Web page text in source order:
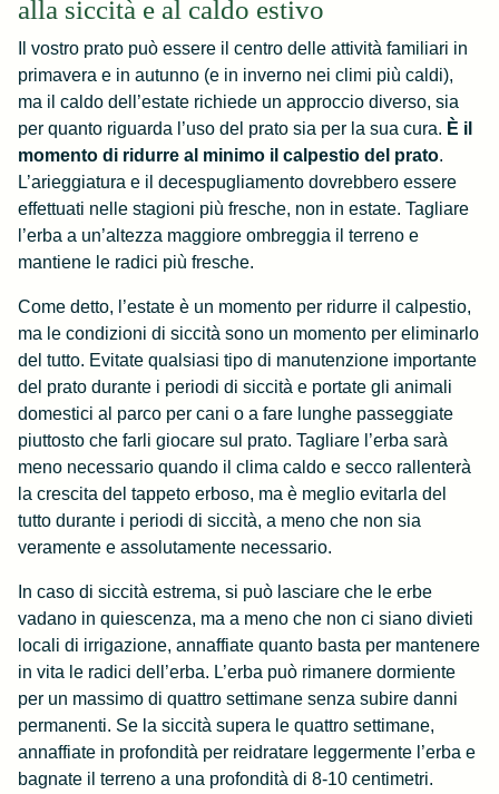
alla siccità e al caldo estivo
Il vostro prato può essere il centro delle attività familiari in
primavera e in autunno (e in inverno nei climi più caldi),
ma il caldo dell’estate richiede un approccio diverso, sia
per quanto riguarda l’uso del prato sia per la sua cura. È il
momento di ridurre al minimo il calpestio del prato.
L’arieggiatura e il decespugliamento dovrebbero essere
effettuati nelle stagioni più fresche, non in estate. Tagliare
l’erba a un’altezza maggiore ombreggia il terreno e
mantiene le radici più fresche.
Come detto, l’estate è un momento per ridurre il calpestio,
ma le condizioni di siccità sono un momento per eliminarlo
del tutto. Evitate qualsiasi tipo di manutenzione importante
del prato durante i periodi di siccità e portate gli animali
domestici al parco per cani o a fare lunghe passeggiate
piuttosto che farli giocare sul prato. Tagliare l’erba sarà
meno necessario quando il clima caldo e secco rallenterà
la crescita del tappeto erboso, ma è meglio evitarla del
tutto durante i periodi di siccità, a meno che non sia
veramente e assolutamente necessario.
In caso di siccità estrema, si può lasciare che le erbe
vadano in quiescenza, ma a meno che non ci siano divieti
locali di irrigazione, annaffiate quanto basta per mantenere
in vita le radici dell’erba. L’erba può rimanere dormiente
per un massimo di quattro settimane senza subire danni
permanenti. Se la siccità supera le quattro settimane,
annaffiate in profondità per reidratare leggermente l’erba e
bagnate il terreno a una profondità di 8-10 centimetri.